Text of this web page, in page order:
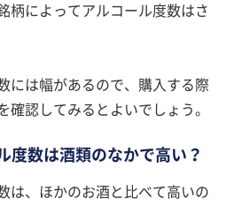
柄によってアルコール度数はさ
には幅があるので、購入する際
確認してみるとよいでしょう。
度数は酒類のなかで高い？
は、ほかのお酒と比べて高いの